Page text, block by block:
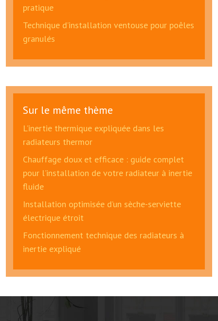
pratique
Technique d’installation ventouse pour poêles
granulés
Sur le même thème
L’inertie thermique expliquée dans les
radiateurs thermor
Chauffage doux et efficace : guide complet
pour l’installation de votre radiateur à inertie
fluide
Installation optimisée d’un sèche-serviette
électrique étroit
Fonctionnement technique des radiateurs à
inertie expliqué